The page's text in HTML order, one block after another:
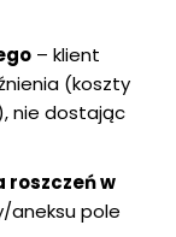
– klient
(koszty
nie dostając
roszczeń w
aneksu pole